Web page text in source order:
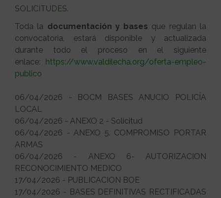
SOLICITUDES.
Toda la documentación y bases que regulan la
convocatoria, estará disponible y actualizada
durante todo el proceso en el siguiente
enlace: https://www.valdilecha.org/oferta-empleo-
publico
06/04/2026 - BOCM BASES ANUCIO POLICÍA
LOCAL
06/04/2026 - ANEXO 2 - Solicitud
06/04/2026 - ANEXO 5. COMPROMISO PORTAR
ARMAS
06/04/2026 - ANEXO 6- AUTORIZACION
RECONOCIMIENTO MEDICO
17/04/2026 - PUBLICACION BOE
17/04/2026 - BASES DEFINITIVAS RECTIFICADAS